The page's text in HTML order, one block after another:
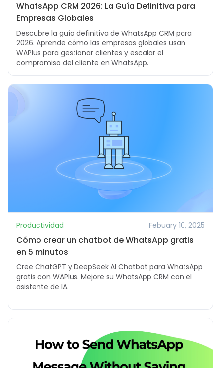
WhatsApp CRM 2026: La Guía Definitiva para
Empresas Globales
Descubre la guía definitiva de WhatsApp CRM para
2026. Aprende cómo las empresas globales usan
WAPlus para gestionar clientes y escalar el
compromiso del cliente en WhatsApp.
Productividad Febuary 10, 2025
Cómo crear un chatbot de WhatsApp gratis
en 5 minutos
Cree ChatGPT y DeepSeek AI Chatbot para WhatsApp
gratis con WAPlus. Mejore su WhatsApp CRM con el
asistente de IA.